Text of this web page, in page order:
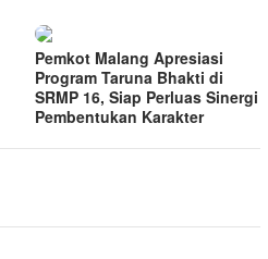
Pemkot Malang Apresiasi
Program Taruna Bhakti di
SRMP 16, Siap Perluas Sinergi
Pembentukan Karakter